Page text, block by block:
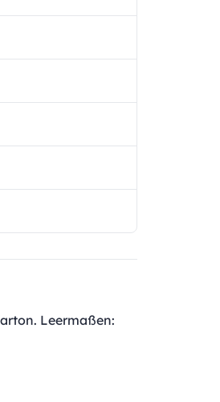
Leermaßen: